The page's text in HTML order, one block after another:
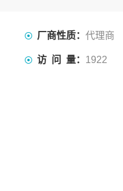
厂商性质： 代理商
访 问 量： 1922